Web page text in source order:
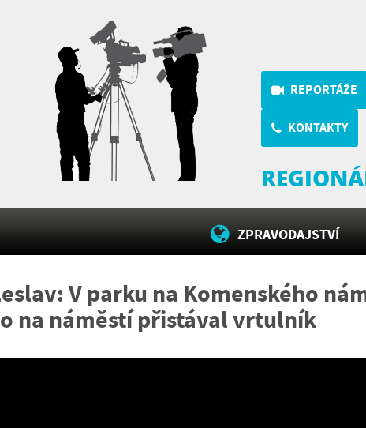
REPORTÁŽE
KONTAKTY
ZPRAVODAJSTVÍ
V parku na Komenského
na náměstí přistával vrtulník